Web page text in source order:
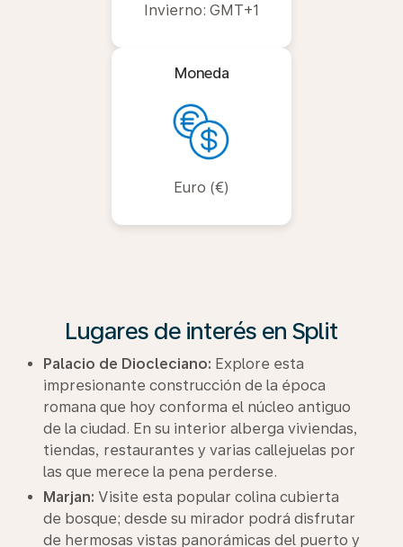
Invierno: GMT+1
Moneda
Euro (€)
Lugares de interés en Split
Palacio de Diocleciano: Explore esta
impresionante construcción de la época
romana que hoy conforma el núcleo antiguo
de la ciudad. En su interior alberga viviendas,
tiendas, restaurantes y varias callejuelas por
las que merece la pena perderse.
Marjan: Visite esta popular colina cubierta
de bosque; desde su mirador podrá disfrutar
de hermosas vistas panorámicas del puerto y